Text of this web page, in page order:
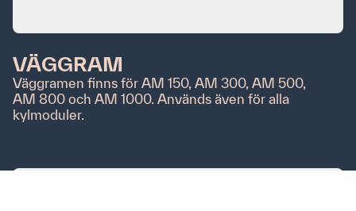
VÄGGRAM
Väggramen finns för AM 150, AM 300, AM 500,
AM 800 och AM 1000. Används även för alla
kylmoduler.
Privacy Policy
Cookie-policy